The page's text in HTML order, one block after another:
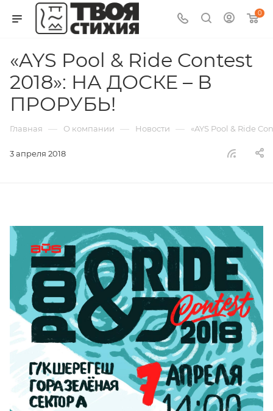
0
«AYS Pool & Ride Contest
2018»: НА ДОСКЕ – В
ПРОРУБЬ!
Главная — О компании — Новости — «AYS Pool & Ride
3 апреля 2018